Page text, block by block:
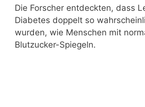
Die Forscher entdeckten, dass
Diabetes doppelt so
wurden, wie Menschen mit
Blutzucker-Spiegeln.